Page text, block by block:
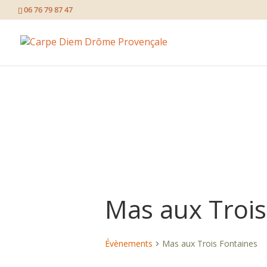
page contents
06 76 79 87 47
Mas aux
Évènements Mas aux Trois Fontaines